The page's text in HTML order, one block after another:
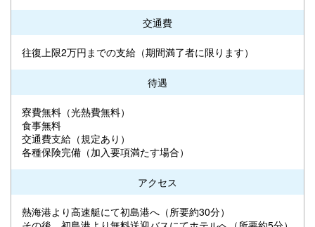
交通費
往復上限2万円までの支給（期間満了者に限ります）
待遇
寮費無料（光熱費無料）
食事無料
交通費支給（規定あり）
各種保険完備（加入要項満たす場合）
アクセス
熱海港より高速艇にて初島港へ（所要約30分）